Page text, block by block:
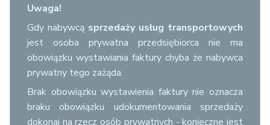
Uwaga!
Gdy nabywcą sprzedaży usług transportowych
jest osoba prywatna przedsiębiorca nie ma
obowiązku wystawiania faktury chyba że nabywca
prywatny tego zażąda.
Brak obowiązku wystawienia faktury nie oznacza
braku obowiązku udokumentowania sprzedaży
dokonaj na rzecz osób prywatnych - konieczne jest